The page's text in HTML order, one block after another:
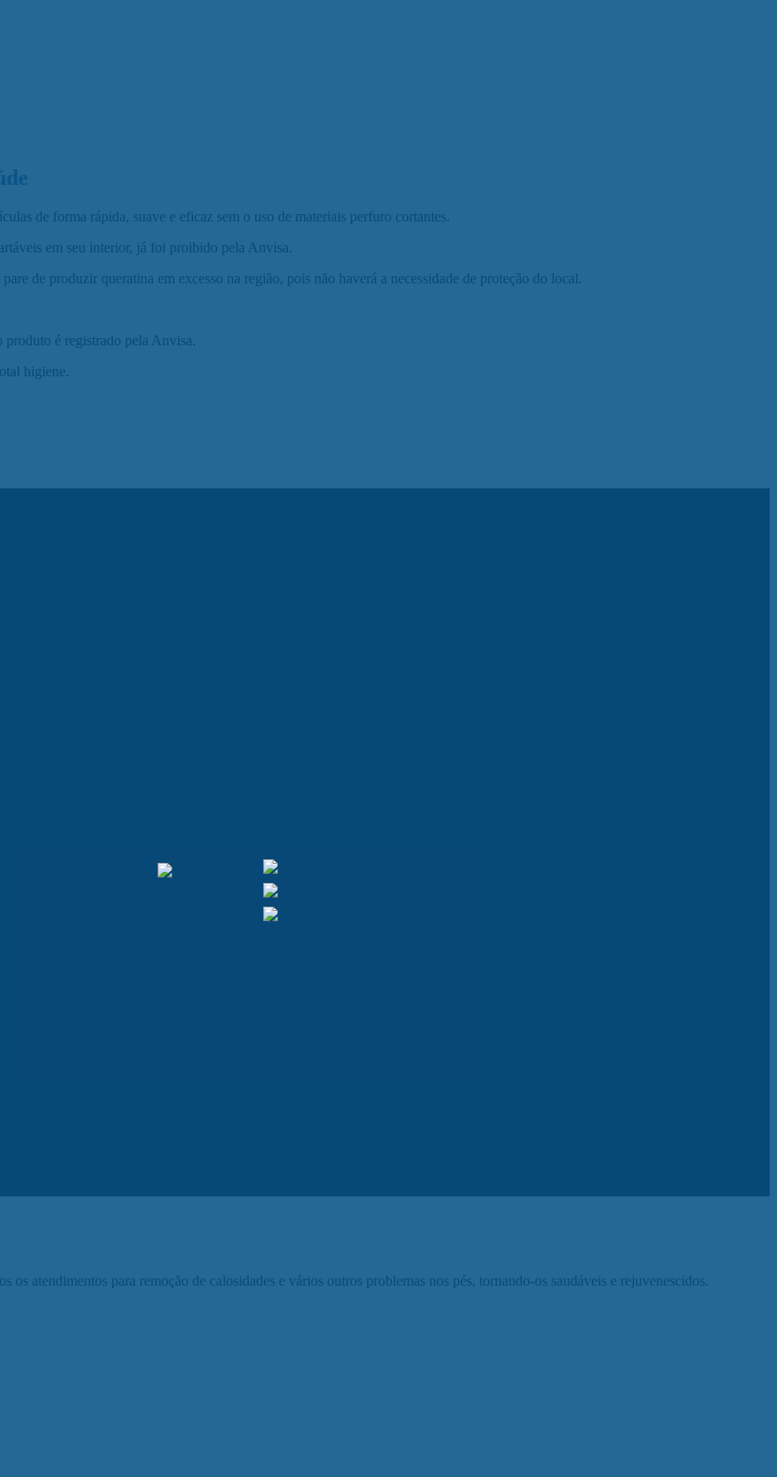
de forma rápida, suave e eficaz sem o uso de materiais perfuro cortantes.
em seu interior, já foi proibido pela Anvisa.
de produzir queratina em excesso na região, pois não haverá a necessidade de proteção do local.
é registrado pela Anvisa.
higiene.
atendimentos para remoção de calosidades e vários outros problemas nos pés, tornando-os saudáveis e rejuvenescidos.